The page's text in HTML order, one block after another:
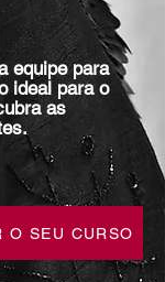
equipe para
ideal para o
as
O SEU CURSO